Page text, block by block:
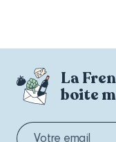
La
boite